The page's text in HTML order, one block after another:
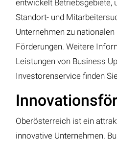
entwickelt Betriebsgebiete,
Standort- und
Unternehmen zu
Förderungen. Weitere
Leistungen von Business
Investorenservice finden Sie
Oberösterreich ist ein
innovative Unternehmen.